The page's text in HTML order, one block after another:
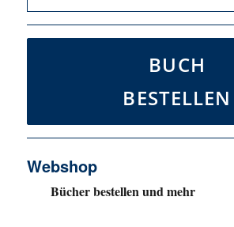
nach:
BUCH
BESTELLEN
Webshop
Bücher bestellen und mehr